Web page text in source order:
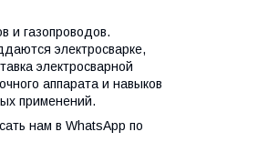
и газопроводов.
электросварке,
электросварной
аппарата и навыков
применений.
нам в WhatsApp по